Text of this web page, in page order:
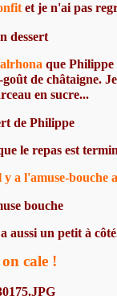
et je n'ai pas
que Philippe
de châtaigne.
en sucre...
le repas est
y a l'amuse-bouche
aussi un petit à
cale !